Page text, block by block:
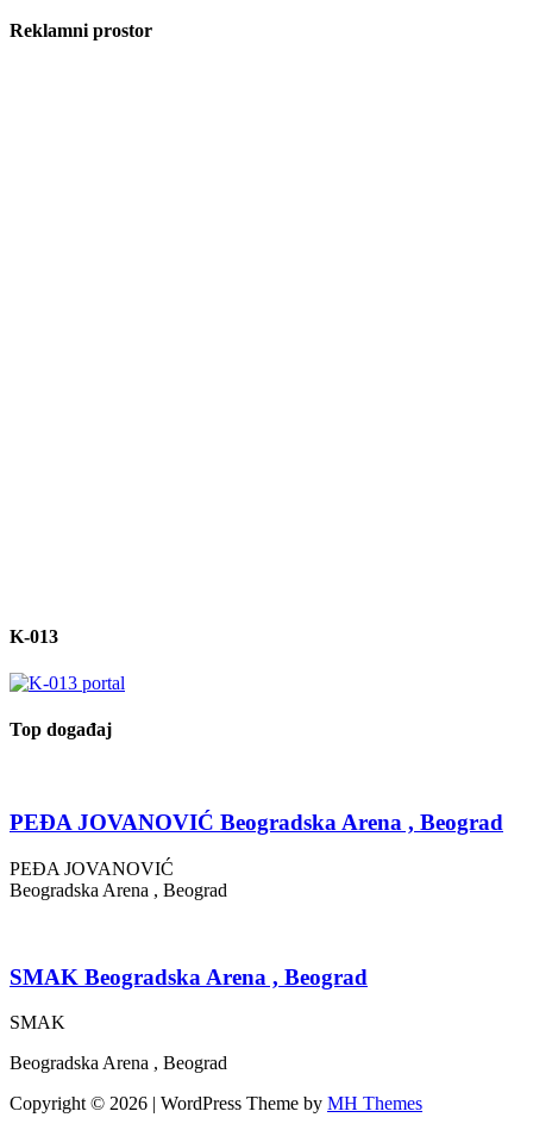
Reklamni prostor
K-013
Top događaj
PEĐA JOVANOVIĆ Beogradska Arena , Beograd
PEĐA JOVANOVIĆ
Beogradska Arena , Beograd
SMAK Beogradska Arena , Beograd
SMAK
Beogradska Arena , Beograd
Copyright © 2026 | WordPress Theme by MH Themes